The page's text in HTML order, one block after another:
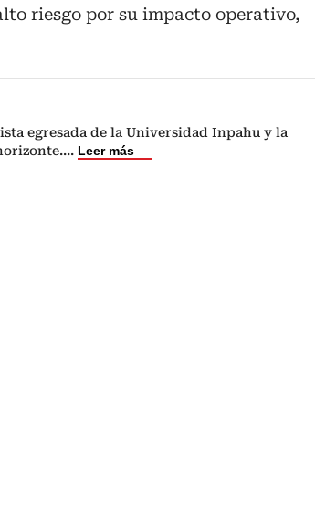
riesgo por su impacto operativo,
egresada de la Universidad Inpahu y la
... Leer más